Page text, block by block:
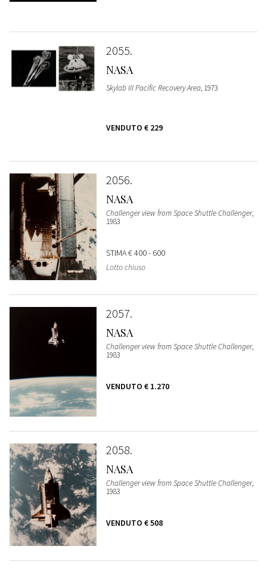
2055
NASA
Skylab III Pacific Recovery Area, 1973
VENDUTO € 229
2056
NASA
Challenger view from Space Shuttle Challenger,
1983
STIMA€ 400 - 600
Lotto chiuso
2057
NASA
Challenger view from Space Shuttle Challenger,
1983
VENDUTO € 1.270
2058
NASA
Challenger view from Space Shuttle Challenger,
1983
VENDUTO € 508